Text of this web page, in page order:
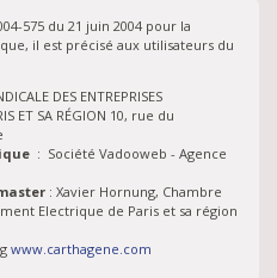
575 du 21 juin 2004 pour la
il est précisé aux utilisateurs du
DES ENTREPRISES
ET SA RÉGION 10, rue du
: Société Vadooweb - Agence
: Xavier Hornung, Chambre
Electrique de Paris et sa région
www.carthagene.com